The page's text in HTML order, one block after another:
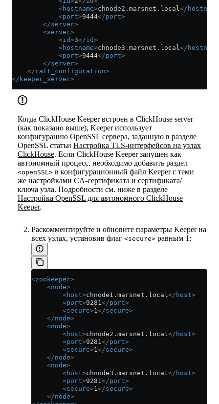
            <
hostname>chnode2.marsnet.local </ hostname
            <
port>9444</port>
        </
server>
        <
server>
            <
id>3</id>
            <
hostname>chnode3.marsnet.local </ hostname
            <
port>9444</port>
        </
server>
    </
raft_configuration>
</ keeper_server>
Когда ClickHouse Keeper встроен в ClickHouse server
(как показано выше), Keeper использует
конфигурацию OpenSSL сервера, заданную в разделе
OpenSSL статьи Настройка TLS‑интерфейсов на узлах
ClickHouse. Если ClickHouse Keeper запущен как
автономный процесс, необходимо добавить раздел
<openSSL> в конфигурационный файл Keeper с теми
же настройками CA‑сертификата и сертификата/
ключа узла. Подробности см. ниже в разделе
Настройка OpenSSL для автономного ClickHouse
Keeper.
Раскомментируйте и обновите параметры Keeper на
всех узлах, установив флаг <secure> равным 1:
<zookeeper>
    <
node>
        <
host>chnode1.marsnet.local </ host>
        <
port>9281 </port>
        <
secure>1 </secure>
    </
node>
    <
node>
        <
host>chnode2.marsnet.local </ host>
        <
port>9281 </port>
        <
secure>1 </secure>
    </
node>
    <
node>
        <
host>chnode3.marsnet.local </ host>
        <
port>9281 </port>
        <
secure>1 </secure>
    </
node>